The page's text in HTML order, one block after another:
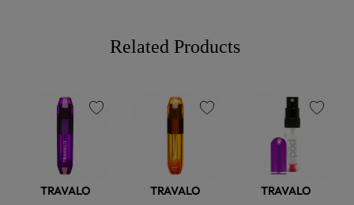
Related Products
TRAVALO TRAVALO TRAVALO